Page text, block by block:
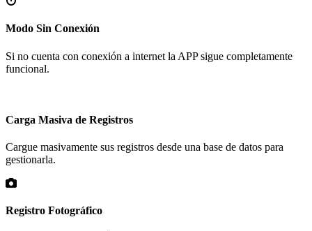
Modo Sin Conexión
Si no cuenta con conexión a internet la APP sigue completamente
funcional.
Carga Masiva de Registros
Cargue masivamente sus registros desde una base de datos para
gestionarla.
Registro Fotográfico